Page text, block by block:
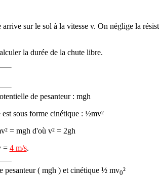
sur le sol à la vitesse v. On néglige la
la durée de la chute libre.
de pesanteur : mgh
sous forme cinétique : ½mv²
= mgh d'où v² = 2gh
= 4 m/s.
pesanteur ( mgh ) et cinétique ½ mv0²